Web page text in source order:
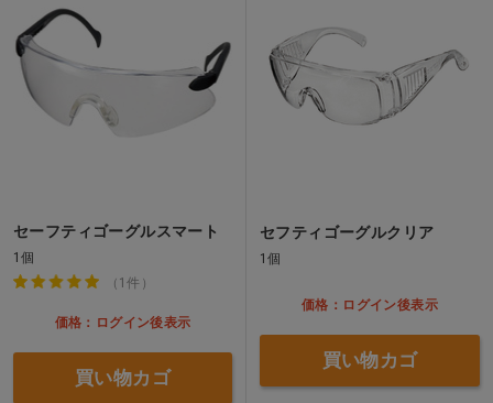
セーフティゴーグルスマート
1個
（1件）
価格：ログイン後表示
買い物カゴ
セフティゴーグルクリア
1個
価格：ログイン後表示
買い物カゴ